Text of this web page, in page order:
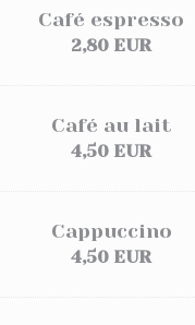
Café espresso
2,80 EUR
Café au lait
4,50 EUR
Cappuccino
4,50 EUR